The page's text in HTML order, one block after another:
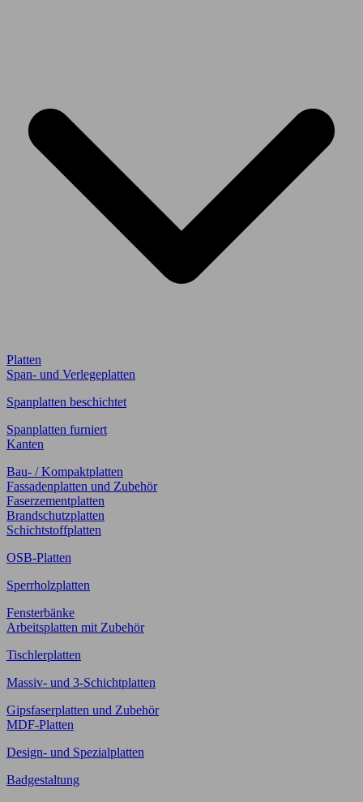
Platten
Span- und Verlegeplatten
Spanplatten beschichtet
Spanplatten furniert
Kanten
Bau- / Kompaktplatten
Fassadenplatten und Zubehör
Faserzementplatten
Brandschutzplatten
Schichtstoffplatten
OSB-Platten
Sperrholzplatten
Fensterbänke
Arbeitsplatten mit Zubehör
Tischlerplatten
Massiv- und 3-Schichtplatten
Gipsfaserplatten und Zubehör
MDF-Platten
Design- und Spezialplatten
Badgestaltung